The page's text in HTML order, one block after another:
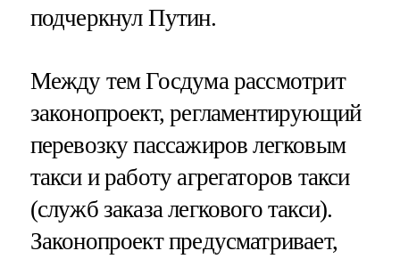
подчеркнул Путин.
Между тем Госдума рассмотрит
законопроект, регламентирующий
перевозку пассажиров легковым
такси и работу агрегаторов такси
(служб заказа легкового такси).
Законопроект предусматривает,